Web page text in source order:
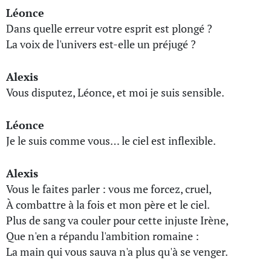
Léonce
Dans quelle erreur votre esprit est plongé ?
La voix de l'univers est-elle un préjugé ?
Alexis
Vous disputez, Léonce, et moi je suis sensible.
Léonce
Je le suis comme vous… le ciel est inflexible.
Alexis
Vous le faites parler : vous me forcez, cruel,
À combattre à la fois et mon père et le ciel.
Plus de sang va couler pour cette injuste Irène,
Que n'en a répandu l'ambition romaine :
La main qui vous sauva n'a plus qu'à se venger.